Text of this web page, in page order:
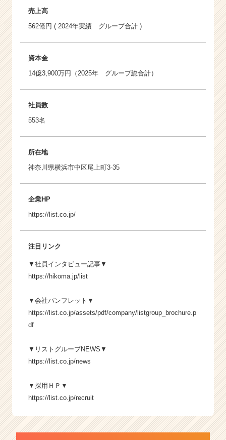
売上高
562億円 ( 2024年実績 グループ合計 )
資本金
14億3,900万円（2025年 グループ総合計）
社員数
553名
所在地
神奈川県横浜市中区尾上町3-35
企業HP
https://list.co.jp/
注目リンク
▼社員インタビュー記事▼
https://hikoma.jp/list
▼会社パンフレット▼
https://list.co.jp/assets/pdf/company/listgroup_brochure.p
df
▼リストグループNEWS▼
https://list.co.jp/news
▼採用ＨＰ▼
https://list.co.jp/recruit